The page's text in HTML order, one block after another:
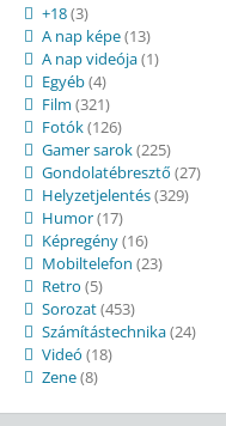
+18(3)
A nap képe(13)
A nap videója(1)
Egyéb(4)
Film (321)
Fotók(126)
Gamer sarok(225)
Gondolatébresztő (27)
Helyzetjelentés(329)
Humor(17)
Képregény(16)
Mobiltelefon (23)
Retro (5)
Sorozat(453)
Számítástechnika(24)
Videó (18)
Zene(8)